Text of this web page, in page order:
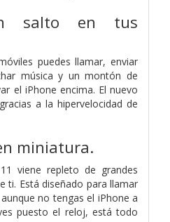
salto en tus
puedes llamar, enviar
música y un montón de
el iPhone encima. El nuevo
a la hipervelocidad de
miniatura.
viene repleto de grandes
ti. Está diseñado para llamar
no tengas el iPhone a
puesto el reloj, está todo